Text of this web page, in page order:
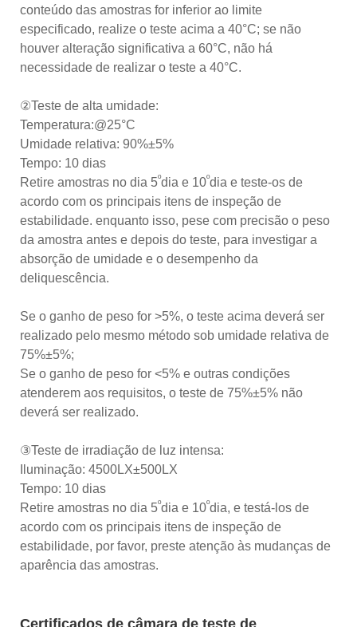
conteúdo das amostras for inferior ao limite
especificado, realize o teste acima a 40°C; se não
houver alteração significativa a 60°C, não há
necessidade de realizar o teste a 40°C.
②Teste de alta umidade:
Temperatura:@25°C
Umidade relativa: 90%±5%
Tempo: 10 dias
Retire amostras no dia 5ºdia e 10ºdia e teste-os de
acordo com os principais itens de inspeção de
estabilidade. enquanto isso, pese com precisão o peso
da amostra antes e depois do teste, para investigar a
absorção de umidade e o desempenho da
deliquescência.
Se o ganho de peso for >5%, o teste acima deverá ser
realizado pelo mesmo método sob umidade relativa de
75%±5%;
Se o ganho de peso for <5% e outras condições
atenderem aos requisitos, o teste de 75%±5% não
deverá ser realizado.
③Teste de irradiação de luz intensa:
Iluminação: 4500LX±500LX
Tempo: 10 dias
Retire amostras no dia 5ºdia e 10ºdia, e testá-los de
acordo com os principais itens de inspeção de
estabilidade, por favor, preste atenção às mudanças de
aparência das amostras.
Certificados de câmara de teste de